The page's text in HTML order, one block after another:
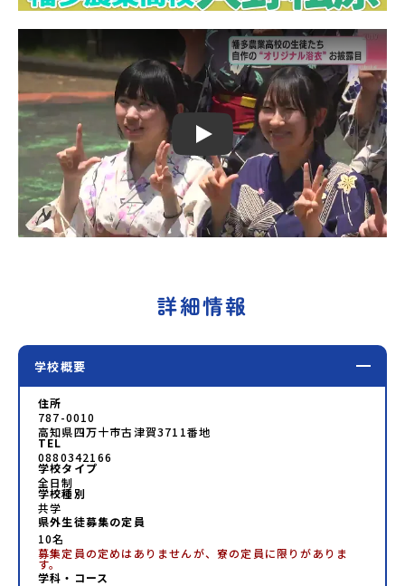
Play
詳細情報
学校概要
住所
787-0010
高知県四万十市古津賀3711番地
TEL
0880342166
学校タイプ
全日制
学校種別
共学
県外生徒募集の定員
10名
募集定員の定めはありませんが、寮の定員に限りがありま
す。
学科・コース